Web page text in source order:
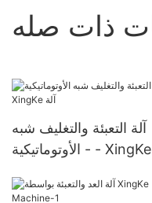
ذات صله
آلة التعبئة والتغليف شبه